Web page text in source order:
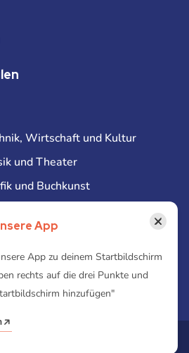
Wirtschaft und Kultur
und Theater
und Buchkunst
(DHSN) am Standort
App ×
App zu deinem Startbildschirm
rechts auf die drei Punkte und
hinzufügen"